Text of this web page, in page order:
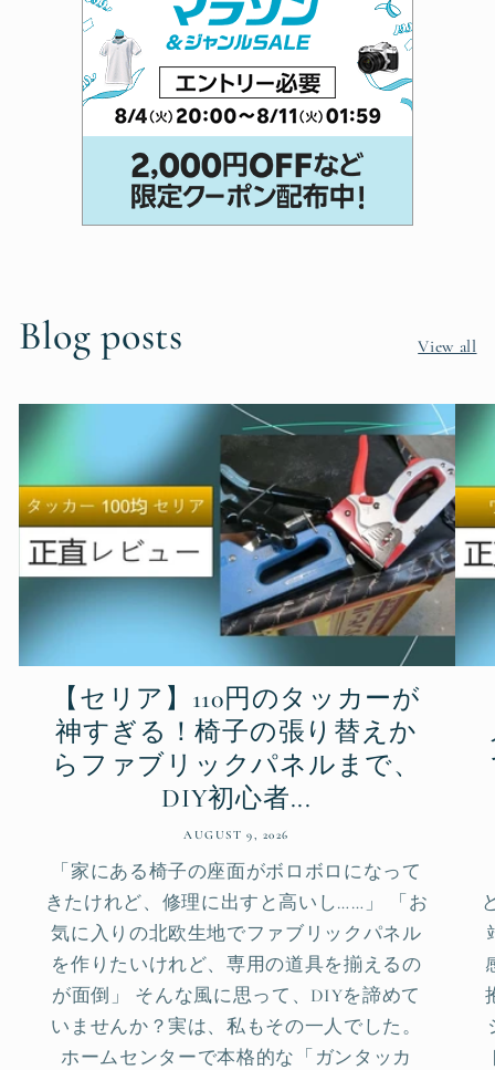
Blog posts View all
【セリア】110円のタッカーが
神すぎる！椅子の張り替えか
らファブリックパネルまで、
DIY初心者...
AUGUST 9, 2026
「家にある椅子の座面がボロボロになって
きたけれど、修理に出すと高いし……」 「お
気に入りの北欧生地でファブリックパネル
を作りたいけれど、専用の道具を揃えるの
が面倒」 そんな風に思って、DIYを諦めて
いませんか？実は、私もその一人でした。
ホームセンターで本格的な「ガンタッカ